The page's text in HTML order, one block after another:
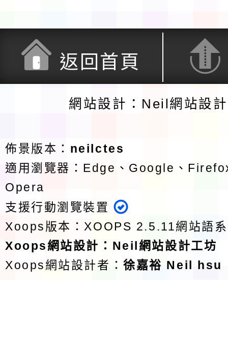
返回首頁
網站設計：Neil網站設
佈景版本： neilctes
適用瀏覽器：Edge、Google、
Opera
支援行動瀏覽裝置
Xoops版本：XOOPS 2.5.11網站語
Xoops網站設計 ： Neil網站設計工坊
Xoops網站設計者：徐嘉裕 Neil hsu